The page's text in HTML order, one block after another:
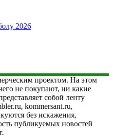
2026
проектом. На этом
не покупают, ни какие
собой ленту
kommersant.ru,
без искажения,
публикуемых новостей